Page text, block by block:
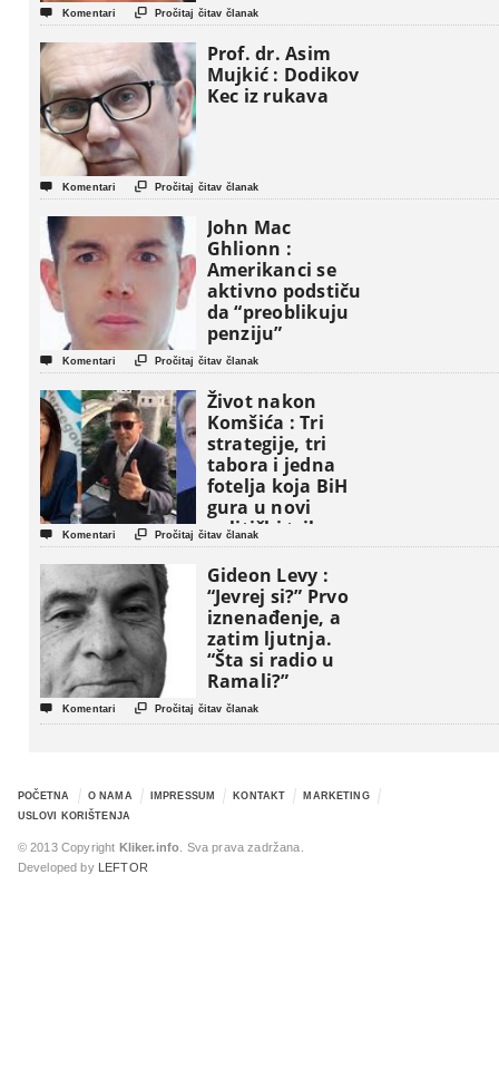
 Komentari  Pročitaj čitav članak
Prof. dr. Asim
Mujkić : Dodikov
Kec iz rukava
 Komentari  Pročitaj čitav članak
John Mac
Ghlionn :
Amerikanci se
aktivno podstiču
da “preoblikuju
penziju”
 Komentari  Pročitaj čitav članak
Život nakon
Komšića : Tri
strategije, tri
tabora i jedna
fotelja koja BiH
gura u novi
politički triler
 Komentari  Pročitaj čitav članak
Gideon Levy :
“Jevrej si?” Prvo
iznenađenje, a
zatim ljutnja.
“Šta si radio u
Ramali?”
 Komentari  Pročitaj čitav članak
POČETNA O NAMA IMPRESSUM KONTAKT
MARKETING
USLOVI KORIŠTENJA
© 2013 Copyright Kliker.info . Sva prava zadržana.
Developed by
LEFTOR